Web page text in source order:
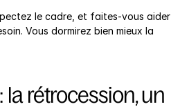
le cadre, et faites-vous aider
Vous dormirez bien mieux la
la rétrocession, un